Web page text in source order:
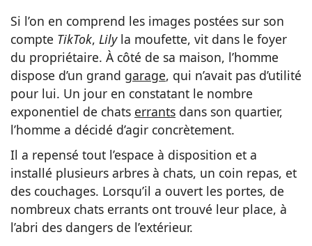
Si l’on en comprend les images postées sur son
compte TikTok, Lilyla moufette, vit dans le foyer
du propriétaire. À côté de sa maison, l’homme
dispose d’un grand garage, qui n’avait pas d’utilité
pour lui. Un jour en constatant le nombre
exponentiel de chats errants dans son quartier,
l’homme a décidé d’agir concrètement.
Il a repensé tout l’espace à disposition et a
installé plusieurs arbres à chats, un coin repas, et
des couchages. Lorsqu’il a ouvert les portes, de
nombreux chats errants ont trouvé leur place, à
l’abri des dangers de l’extérieur.